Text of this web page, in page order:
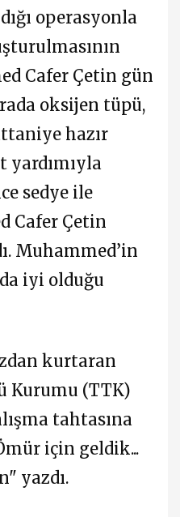
operasyonla
Cafer Çetin gün
oksijen tüpü,
hazır
yardımıyla
sedye ile
Cafer Çetin
Muhammed’in
iyi olduğu
kurtaran
Kurumu (TTK)
tahtasına
için geldik...
yazdı.